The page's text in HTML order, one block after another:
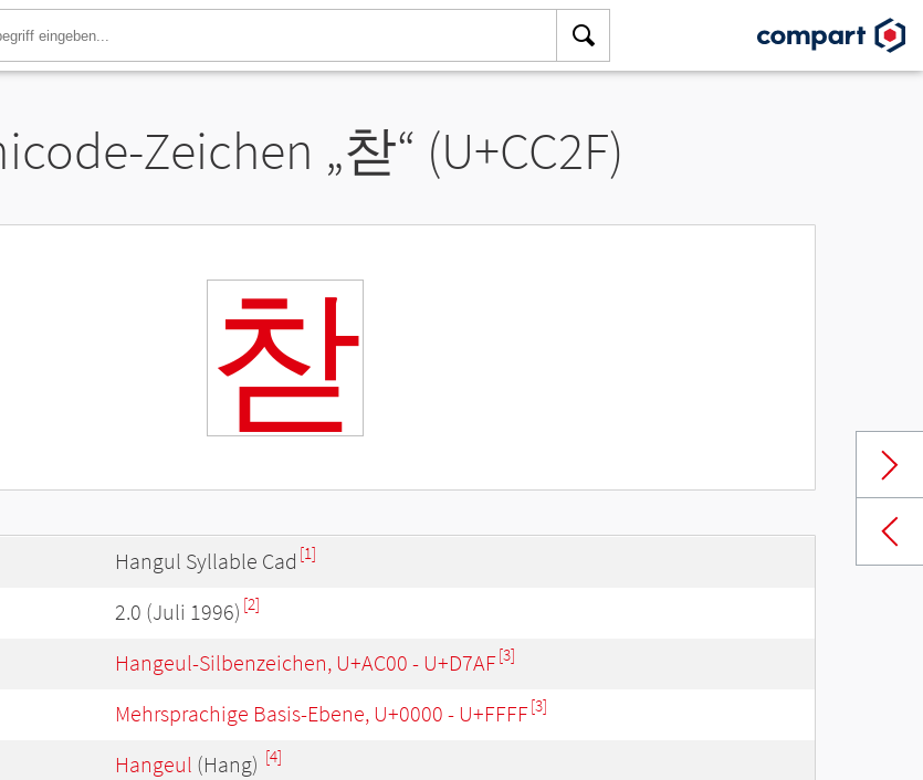
Zeichen „찯“ (U+CC2F)
찯
Hangul Syllable Cad [1]
2.0 (Juli 1996) [2]
Hangeul-Silbenzeichen, U+AC00 - U+D7AF[3]
Mehrsprachige Basis-Ebene, U+0000 - U+FFFF[3]
Hangeul (Hang) [4]